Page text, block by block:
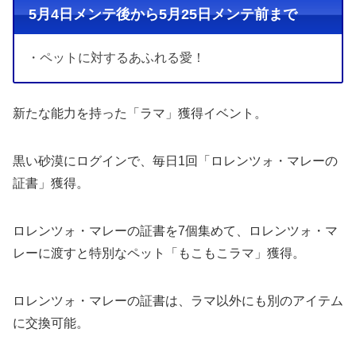
5月4日メンテ後から5月25日メンテ前まで
・ペットに対するあふれる愛！
新たな能力を持った「ラマ」獲得イベント。
黒い砂漠にログインで、毎日1回「ロレンツォ・マレーの
証書」獲得。
ロレンツォ・マレーの証書を7個集めて、ロレンツォ・マ
レーに渡すと特別なペット「もこもこラマ」獲得。
ロレンツォ・マレーの証書は、ラマ以外にも別のアイテム
に交換可能。